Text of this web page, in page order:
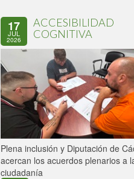
17
JUL
2026
ACCESIBILIDAD
COGNITIVA
Plena inclusión y Diputación de
acercan los acuerdos plenarios a
ciudadanía